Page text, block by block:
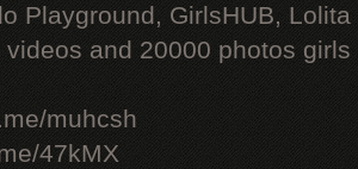
Playground, GirlsHUB, Lolita
videos and 20000 photos
muhcsh
47kMX